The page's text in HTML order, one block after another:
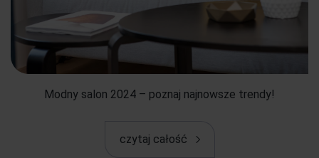
Modny salon 2024 – poznaj najnowsze trendy!
czytaj całość